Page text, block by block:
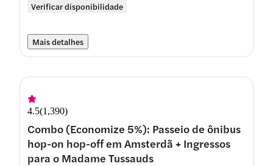
Verificar disponibilidade
Mais detalhes
4.5(1,390)
Combo (Economize 5%): Passeio de ônibus
hop-on hop-off em Amsterdã + Ingressos
para o Madame Tussauds